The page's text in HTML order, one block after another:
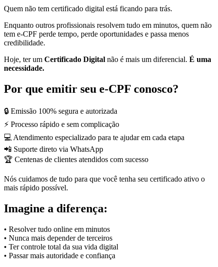
Quem não tem certificado digital está ficando para trás.
Enquanto outros profissionais resolvem tudo em minutos, quem não
tem e-CPF perde tempo, perde oportunidades e passa menos
credibilidade.
Hoje, ter um Certificado Digital não é mais um diferencial. É uma
necessidade.
Por que emitir seu e-CPF conosco?
🔒 Emissão 100% segura e autorizada
⚡ Processo rápido e sem complicação
💻 Atendimento especializado para te ajudar em cada etapa
📲 Suporte direto via WhatsApp
🏆 Centenas de clientes atendidos com sucesso
Nós cuidamos de tudo para que você tenha seu certificado ativo o
mais rápido possível.
Imagine a diferença:
• Resolver tudo online em minutos
• Nunca mais depender de terceiros
• Ter controle total da sua vida digital
• Passar mais autoridade e confiança